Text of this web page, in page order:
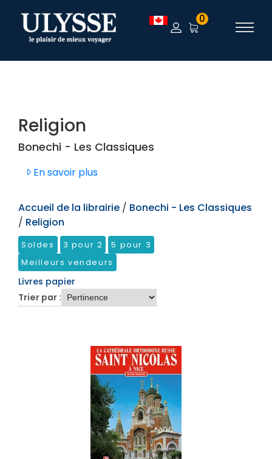
TEST 0
Religion
Bonechi - Les Classiques
En savoir plus
Accueil de la librairie / Bonechi - Les Classiques
/ Religion
Soldes 3 pour 2
5 pour 3
Meilleurs vendeurs
Livres papier
Trier par :